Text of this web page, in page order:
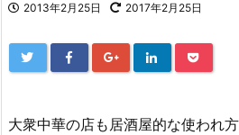
2013年2月25日 2017年2月25日
大衆中華の店も居酒屋的な使われ